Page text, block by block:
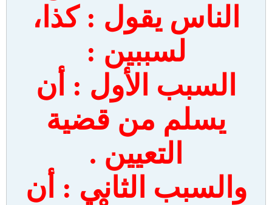
الناس يقول : كذا،
لسببين :
السبب الأول : أن
يسلم من قضية
التعيين .
والسبب الثاني : أن